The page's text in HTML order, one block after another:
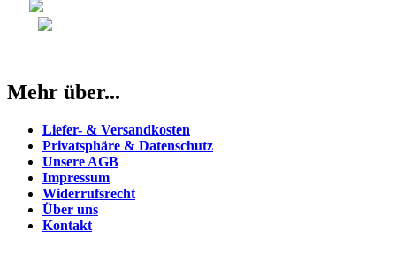
Mehr über...
Liefer- & Versandkosten
Privatsphäre & Datenschutz
Unsere AGB
Impressum
Widerrufsrecht
Über uns
Kontakt